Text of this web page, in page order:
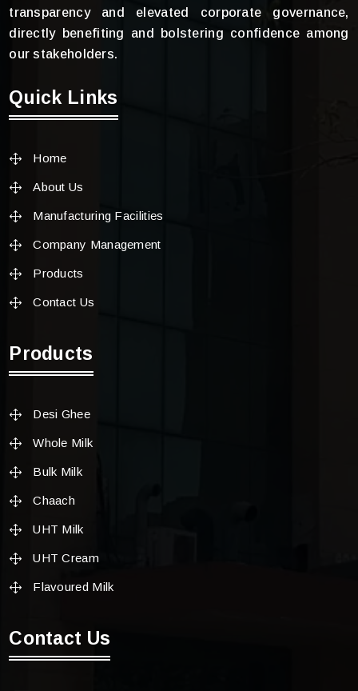
transparency and elevated corporate governance,
directly benefiting and bolstering confidence among
our stakeholders.
Quick Links
Home
About Us
Manufacturing Facilities
Company Management
Products
Contact Us
Products
Desi Ghee
Whole Milk
Bulk Milk
Chaach
UHT Milk
UHT Cream
Flavoured Milk
Contact Us